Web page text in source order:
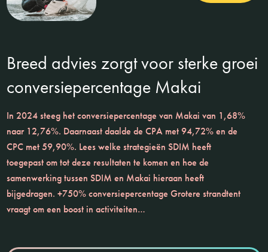
Breed advies zorgt voor sterke groei
conversiepercentage Makai
In 2024 steeg het conversiepercentage van Makai van 1,68%
naar 12,76%. Daarnaast daalde de CPA met 94,72% en de
CPC met 59,90%. Lees welke strategieën SDIM heeft
toegepast om tot deze resultaten te komen en hoe de
samenwerking tussen SDIM en Makai hieraan heeft
bijgedragen. +750% conversiepercentage Grotere strandtent
vraagt om een boost in activiteiten…